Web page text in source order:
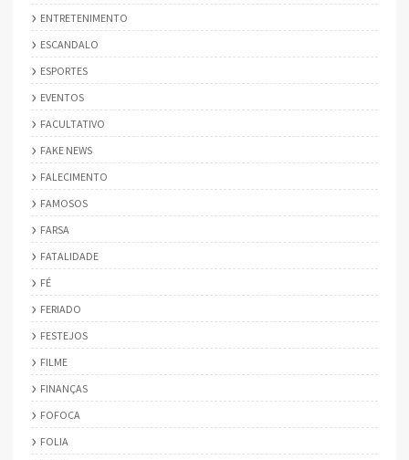
ENTRETENIMENTO
ESCANDALO
ESPORTES
EVENTOS
FACULTATIVO
FAKE NEWS
FALECIMENTO
FAMOSOS
FARSA
FATALIDADE
FÉ
FERIADO
FESTEJOS
FILME
FINANÇAS
FOFOCA
FOLIA